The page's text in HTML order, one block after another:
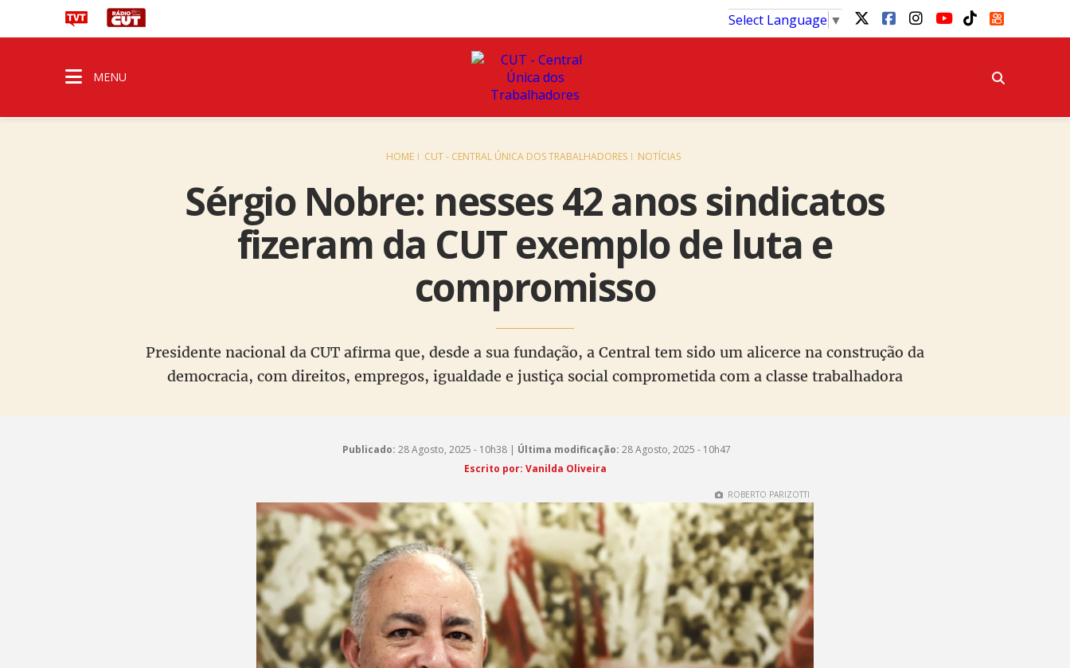
Select Language ▼
MENU
HOME CUT - CENTRAL ÚNICA DOS TRABALHADORES NOTÍCIAS
Sérgio Nobre: nesses 42 anos sindicatos
fizeram da CUT exemplo de luta e
compromisso
Presidente nacional da CUT afirma que, desde a sua fundação, a Central tem sido um alicerce na construção da
democracia, com direitos, empregos, igualdade e justiça social comprometida com a classe trabalhadora
Publicado: 28 Agosto, 2025 - 10h38 | Última modificação: 28 Agosto, 2025 - 10h47
Escrito por: Vanilda Oliveira
ROBERTO PARIZOTTI